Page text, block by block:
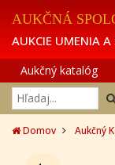
AUKČNÁ
AUKCIE UMENIA
Aukčný katalóg
Domov Aukčný